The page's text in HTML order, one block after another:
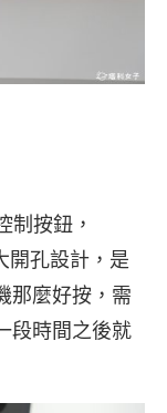
制按鈕，
開孔設計，是
那麼好按，需
段時間之後就